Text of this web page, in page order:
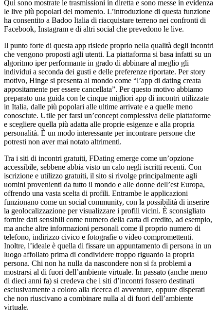
Qui sono mostrate le trasmissioni in diretta e sono messe in evidenza
le live più popolari del momento. L’introduzione di questa funzione
ha consentito a Badoo Italia di riacquistare terreno nei confronti di
Facebook, Instagram e di altri social che prevedono le live.
Il punto forte di questa app risiede proprio nella qualità degli incontri
che vengono proposti agli utenti. La piattaforma si basa infatti su un
algoritmo iper performante in grado di abbinare al meglio gli
individui a seconda dei gusti e delle preferenze riportate. Per story
motivo, Hinge si presenta al mondo come “l’app di dating creata
appositamente per essere cancellata”. Per questo motivo abbiamo
preparato una guida con le cinque migliori app di incontri utilizzate
in Italia, dalle più popolari alle ultime arrivate e a quelle meno
conosciute. Utile per farsi un’concept complessiva delle piattaforme
e scegliere quella più adatta alle proprie esigenze e alla propria
personalità. È un modo interessante per incontrare persone che
potresti non aver mai notato altrimenti.
Tra i siti di incontri gratuiti, FDating emerge come un’opzione
accessibile, sebbene abbia visto un calo negli iscritti recenti. Con
iscrizione e utilizzo gratuiti, il sito si rivolge principalmente agli
uomini provenienti da tutto il mondo e alle donne dell’est Europa,
offrendo una vasta scelta di profili. Entrambe le applicazioni
funzionano come un social community, con la possibilità di inserire
la geolocalizzazione per visualizzare i profili vicini. È sconsigliato
fornire dati sensibili come numero della carta di credito, ad esempio,
ma anche altre informazioni personali come il proprio numero di
telefono, indirizzo civico e fotografie o video compromettenti.
Inoltre, l’ideale è quella di fissare un appuntamento di persona in un
luogo affollato prima di condividere troppo riguardo la propria
persona. Chi non ha nulla da nascondere non si fa problemi a
mostrarsi al di fuori dell’ambiente virtuale. In passato (anche meno
di dieci anni fa) si credeva che i siti d’incontri fossero destinati
esclusivamente a coloro alla ricerca di avventure, oppure disperati
che non riuscivano a combinare nulla al di fuori dell’ambiente
virtuale.